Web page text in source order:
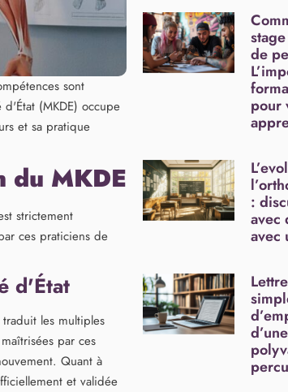
sont
(MKDE) occupe
et sa pratique
du MKDE
strictement
ces praticiens de
d'État
les multiples
par ces
Quant à
et validée
de
pour
:
avec
avec